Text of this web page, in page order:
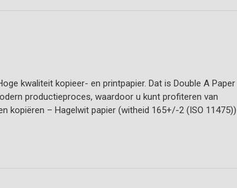
kwaliteit kopieer- en printpapier. Dat is Double A Paper
productieproces, waardoor u kunt profiteren van
kopiëren – Hagelwit papier (witheid 165+/-2 (ISO